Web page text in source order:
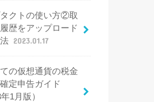
クトの使い方②取
歴をアップロード
2023.01.17
の仮想通貨の税金
定申告ガイド
年1月版）